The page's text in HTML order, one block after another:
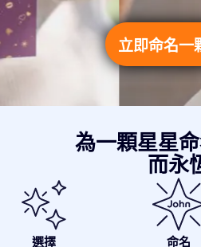
立即命名一
為一顆星星
而永
選擇 命名